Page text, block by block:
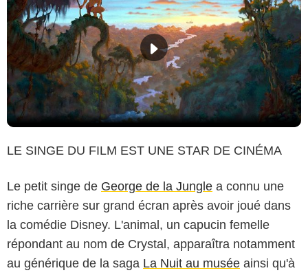
LE SINGE DU FILM EST UNE STAR DE CINÉMA
Le petit singe de George de la Jungle a connu une
riche carrière sur grand écran après avoir joué dans
la comédie Disney. L'animal, un capucin femelle
répondant au nom de Crystal, apparaîtra notamment
au générique de la saga La Nuit au musée ainsi qu'à